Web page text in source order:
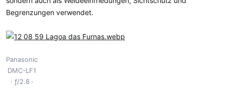
Begrenzungen verwendet.
Panasonic
DMC-LF1
ƒ/2.8